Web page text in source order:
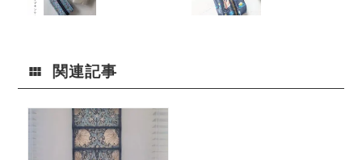
ルス」で使い
やすさを追求
関連記事